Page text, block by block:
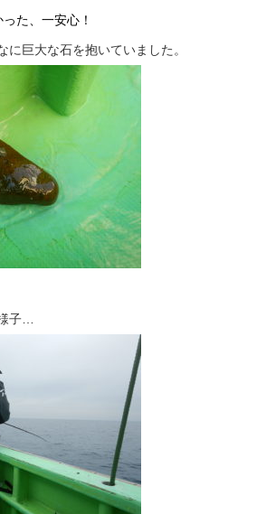
た、一安心！
に巨大な石を抱いていました。
子…